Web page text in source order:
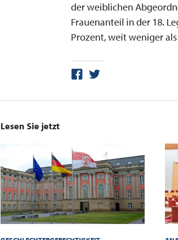
der weiblichen
Frauenanteil in der 18.
Prozent, weit weniger
Lesen Sie jetzt